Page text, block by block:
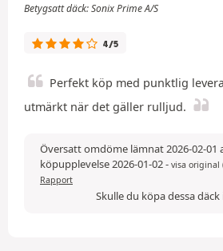
Betygsatt däck: Sonix Prime A/S
4/5
Perfekt köp med punktlig
utmärkt när det gäller rulljud.
Översatt omdöme lämnat 2026-02-01
köpupplevelse 2026-01-02- visa original
Rapport
Skulle du köpa dessa däck